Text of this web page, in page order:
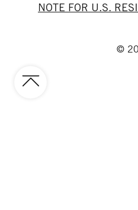
NOTE FOR U.S.
©